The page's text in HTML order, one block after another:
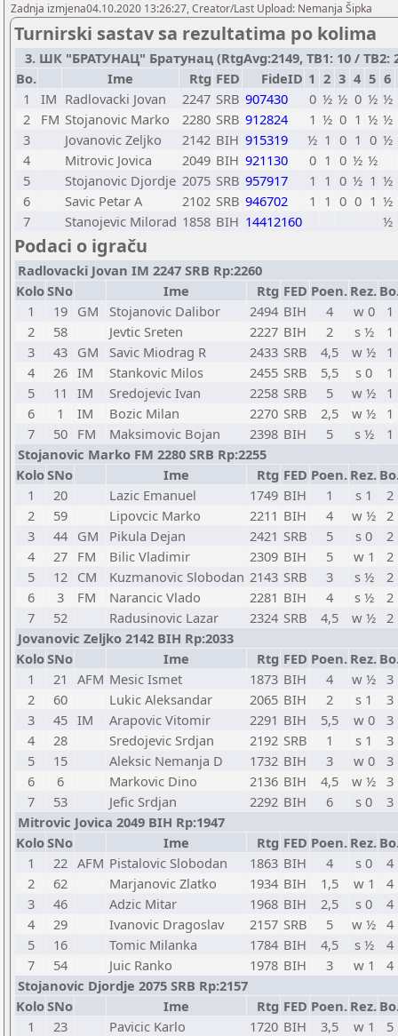
Zadnja izmjena04.10.2020 13:26:27, Creator/Last Upload: Nemanja Šipka
Turnirski sastav sa rezultatima po kolima
3. ШК "БРАТУНАЦ" Братунац (RtgAvg:2149, TB1: 10 / TB2:
Bo.
Ime Rtg FED FideID 1 2 3 4 5 6
1
IM Radlovacki Jovan 2247 SRB 907430 0 ½ ½ 0 ½ ½
2
FM Stojanovic Marko 2280 SRB 912824 1 ½ 0 1 ½ ½
3
Jovanovic Zeljko 2142 BIH 915319 ½ 1 0 1 0 ½
4
Mitrovic Jovica 2049 BIH 921130 0 1 0 ½ ½
5
Stojanovic Djordje 2075 SRB 957917 1 1 0 ½ 1 ½
6
Savic Petar A 2102 SRB 946702 1 1 0 0 1 ½
7
Stanojevic Milorad 1858 BIH 14412160 ½
Podaci o igraču
Radlovacki Jovan IM 2247 SRB Rp:2260
KoloSNo Ime Rtg FED Poen. Rez.
1
19 GM Stojanovic Dalibor 2494 BIH 4 w 0
1
2
58 Jevtic Sreten 2227 BIH 2 s ½
1
3
43 GM Savic Miodrag R 2433 SRB 4,5 w ½
1
4
26 IM Stankovic Milos 2455 SRB 5,5 s 0
1
5
11 IM Sredojevic Ivan 2258 SRB 5 w ½
1
6
1 IM Bozic Milan 2270 SRB 2,5 w ½
1
7
50 FM Maksimovic Bojan 2398 BIH 5 s ½
1
Stojanovic Marko FM 2280 SRB Rp:2255
KoloSNo Ime Rtg FED Poen. Rez.
1
20 Lazic Emanuel 1749 BIH 1 s 1
2
2
59 Lipovcic Marko 2211 BIH 4 w ½ 2
3
44 GM Pikula Dejan 2421 SRB 5 s 0
2
4
27 FM Bilic Vladimir 2309 BIH 5 w 1
2
5
12 CM Kuzmanovic Slobodan 2143 SRB 3 s ½
2
6
3 FM Narancic Vlado 2281 BIH 4 s ½
2
7
52 Radusinovic Lazar 2324 SRB 4,5 w ½ 2
Jovanovic Zeljko 2142 BIH Rp:2033
KoloSNo Ime Rtg FED Poen. Rez.
1
21 AFM Mesic Ismet 1873 BIH 4 w ½ 3
2
60 Lukic Aleksandar 2065 BIH 2 s 1
3
3
45 IM Arapovic Vitomir 2291 BIH 5,5 w 0
3
4
28 Sredojevic Srdjan 2192 SRB 1 s 1
3
5
15 Aleksic Nemanja D 1732 BIH 3 w 0
3
6
6 Markovic Dino 2136 BIH 4,5 w ½ 3
7
53 Jefic Srdjan 2292 BIH 6 s 0
3
Mitrovic Jovica 2049 BIH Rp:1947
KoloSNo Ime Rtg FED Poen. Rez.
1
22 AFM Pistalovic Slobodan 1863 BIH 4 s 0
4
2
62 Marjanovic Zlatko 1934 BIH 1,5 w 1
4
3
46 Adzic Mitar 1968 BIH 2,5 s 0
4
4
29 Ivanovic Dragoslav 2157 SRB 5 w ½ 4
5
16 Tomic Milanka 1784 BIH 4,5 s ½
4
7
54 Juic Ranko 1978 BIH 3 w 1
4
Stojanovic Djordje 2075 SRB Rp:2157
KoloSNo Ime Rtg FED Poen. Rez.
1
23 Pavicic Karlo 1720 BIH 3,5 w 1
5